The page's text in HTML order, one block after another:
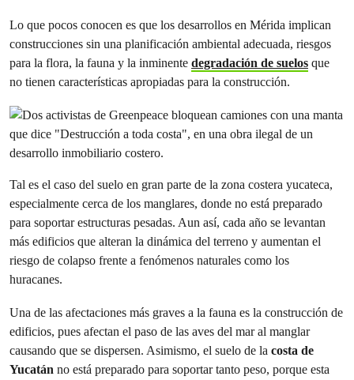
Lo que pocos conocen es que los desarrollos en Mérida implican
construcciones sin una planificación ambiental adecuada, riesgos
para la flora, la fauna y la inminente degradación de suelos que
no tienen características apropiadas para la construcción.
Tal es el caso del suelo en gran parte de la zona costera yucateca,
especialmente cerca de los manglares, donde no está preparado
para soportar estructuras pesadas. Aun así, cada año se levantan
más edificios que alteran la dinámica del terreno y aumentan el
riesgo de colapso frente a fenómenos naturales como los
huracanes.
Una de las afectaciones más graves a la fauna es la construcción de
edificios, pues afectan el paso de las aves del mar al manglar
causando que se dispersen. Asimismo, el suelo de la costa de
Yucatán no está preparado para soportar tanto peso, porque esta